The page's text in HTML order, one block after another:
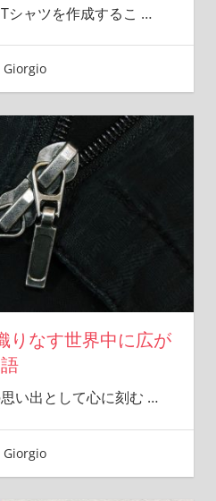
シャツを作成するこ …
Giorgio
りなす世界中に広が
い出として心に刻む …
Giorgio